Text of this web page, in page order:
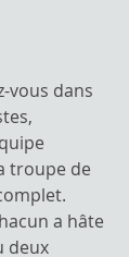
vous dans
troupe de
a hâte
deux